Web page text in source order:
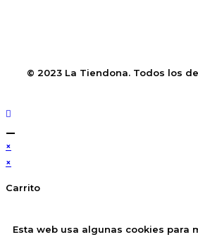
© 2023 La Tiendona. Todos los
×
×
Carrito
Esta web usa algunas cookies para